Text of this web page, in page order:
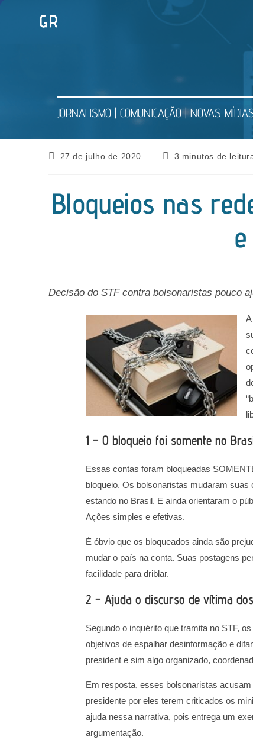
JORNALISMO | COMUNICAÇÃO | NOVAS
Post27 de julho de 2020
Tempo
3 minutos de
Bloqueios nas
Decisão do STF contra bolsonaristas pouco
1 – O bloqueio foi somente no
Essas contas foram bloqueadas
bloqueio. Os bolsonaristas mudaram
estando no Brasil. E ainda orientaram o
Ações simples e efetivas.
É óbvio que os bloqueados ainda são
mudar o país na conta. Suas postagens
facilidade para driblar.
2 – Ajuda o discurso de vítima
Segundo o inquérito que tramita no STF,
objetivos de espalhar desinformação e
president e sim algo organizado,
Em resposta, esses bolsonaristas
presidente por eles terem criticados os
ajuda nessa narrativa, pois entrega um
argumentação.